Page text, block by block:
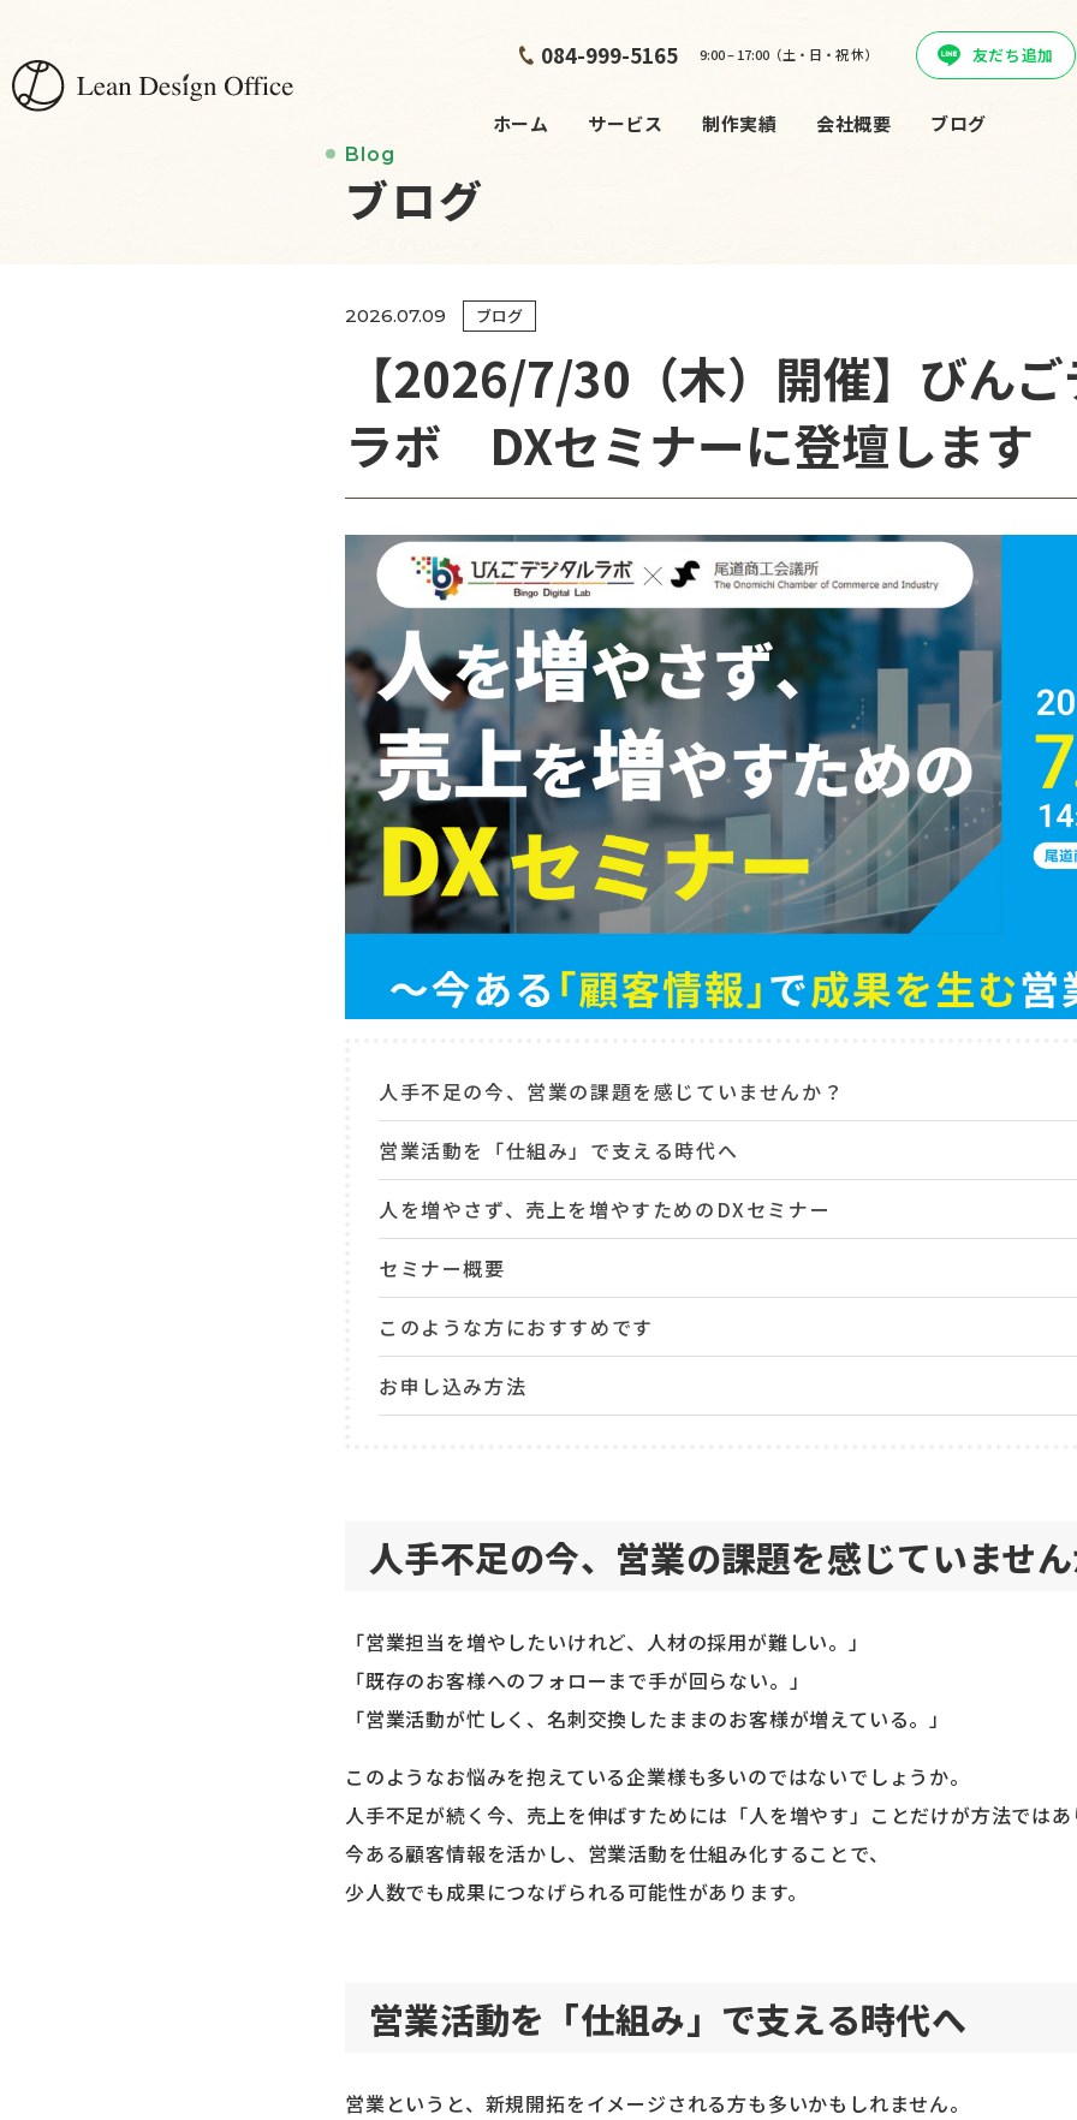
084-999-5165 9:00 – 17:00（土・日・祝 休） 友だち追加
ホーム サービス 制作実績 会社概要 ブログ
Blog
ブログ
2026.07.09 ブログ
【2026/7/30（木）開催】びん
ラボ DXセミナーに登壇します
人手不足の今、営業の課題を感じていませんか？
営業活動を「仕組み」で支える時代へ
人を増やさず、売上を増やすためのDXセミナー
セミナー概要
このような方におすすめです
お申し込み方法
人手不足の今、営業の課題を感じていませ
「営業担当を増やしたいけれど、人材の採用が難しい。」
「既存のお客様へのフォローまで手が回らない。」
「営業活動が忙しく、名刺交換したままのお客様が増えている。」
このようなお悩みを抱えている企業様も多いのではないでしょうか。
人手不足が続く今、売上を伸ばすためには「人を増やす」ことだけが方法では
今ある顧客情報を活かし、営業活動を仕組み化することで、
少人数でも成果につなげられる可能性があります。
営業活動を「仕組み」で支える時代へ
営業というと、新規開拓をイメージされる方も多いかもしれません。